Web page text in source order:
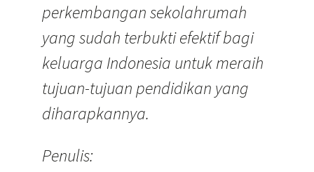
perkembangan sekolahrumah
yang sudah terbukti efektif bagi
keluarga Indonesia untuk meraih
tujuan-tujuan pendidikan yang
diharapkannya.
Penulis: